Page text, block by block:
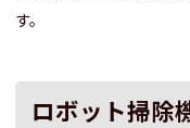
す。
ロボット掃除